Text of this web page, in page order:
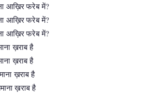
आख़िर फरेब में?
आख़िर फरेब में?
आख़िर फरेब में?
ख़राब है
ख़राब है
ख़राब है
ख़राब है